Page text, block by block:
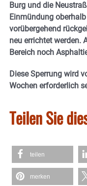
Burg und die
Einmündung
vorübergehend
neu errichtet werden.
Bereich noch
Diese Sperrung wird
Wochen erforderlich
Teilen Sie
teilen
merken